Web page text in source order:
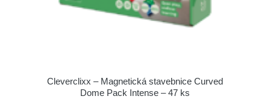
Cleverclixx – Magnetická stavebnice Curved
Dome Pack Intense – 47 ks